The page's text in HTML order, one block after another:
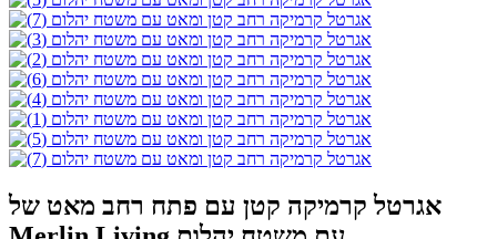
אגרטל קרמיקה קטן עם פתח רחב מאט של